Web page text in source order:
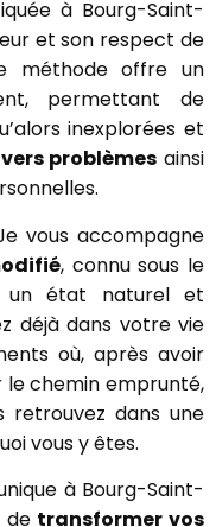
à Bourg-Saint-
et son respect de
méthode offre un
permettant de
inexplorées et
problèmes ainsi
vous accompagne
, connu sous le
un état naturel et
déjà dans votre vie
où, après avoir
le chemin emprunté,
retrouvez dans une
vous y êtes.
à Bourg-Saint-
de transformer vos